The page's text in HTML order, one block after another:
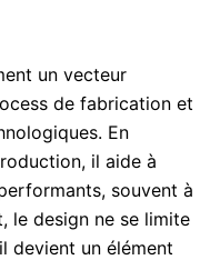
un vecteur
de fabrication et
En
il aide à
souvent à
le design ne se limite
devient un élément